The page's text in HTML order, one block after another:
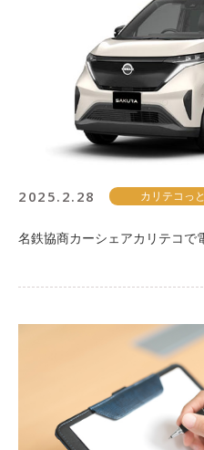
2025.2.28 カリテコっと
名鉄協商カーシェアカリテコで